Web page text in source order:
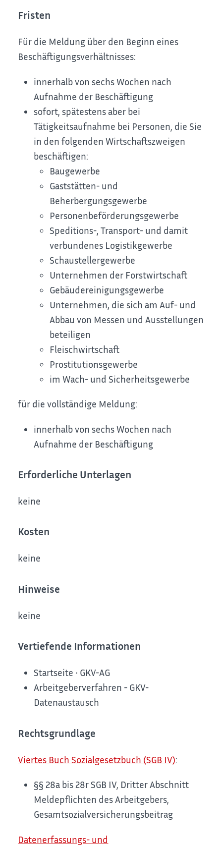
Fristen
Für die Meldung über den Beginn eines
Beschäftigungsverhältnisses:
innerhalb von sechs Wochen nach
Aufnahme der Beschäftigung
sofort, spätestens aber bei
Tätigkeitsaufnahme bei Personen, die Sie
in den folgenden Wirtschaftszweigen
beschäftigen:
Baugewerbe
Gaststätten- und
Beherbergungsgewerbe
Personenbeförderungsgewerbe
Speditions-, Transport- und damit
verbundenes Logistikgewerbe
Schaustellergewerbe
Unternehmen der Forstwirtschaft
Gebäudereinigungsgewerbe
Unternehmen, die sich am Auf- und
Abbau von Messen und Ausstellungen
beteiligen
Fleischwirtschaft
Prostitutionsgewerbe
im Wach- und Sicherheitsgewerbe
für die vollständige Meldung:
innerhalb von sechs Wochen nach
Aufnahme der Beschäftigung
Erforderliche Unterlagen
keine
Kosten
keine
Hinweise
keine
Vertiefende Informationen
Startseite • GKV-AG
Arbeitgeberverfahren - GKV-
Datenaustausch
Rechtsgrundlage
Viertes Buch Sozialgesetzbuch (SGB IV):
§§ 28a bis 28r SGB IV, Dritter Abschnitt
Meldepflichten des Arbeitgebers,
Gesamtsozialversicherungsbeitrag
Datenerfassungs- und